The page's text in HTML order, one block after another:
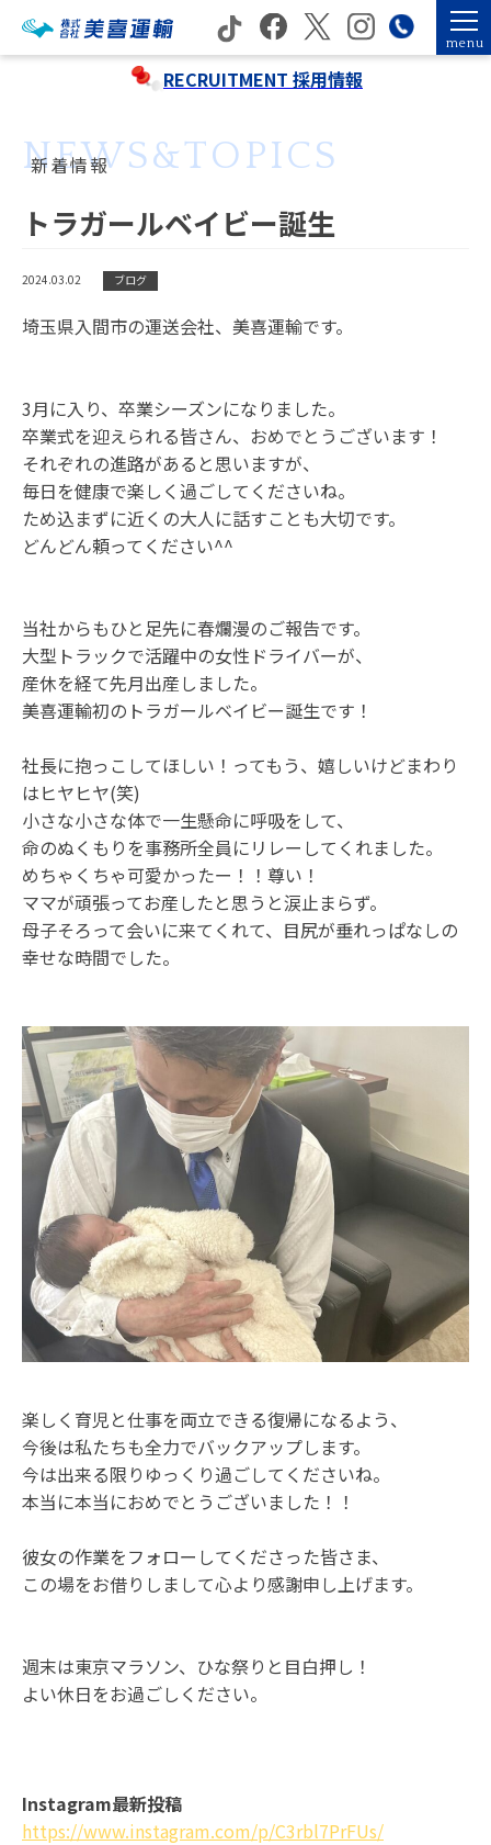
menu
RECRUITMENT 採用情報
NEWS&TOPICS
新着情報
トラガールベイビー誕生
2024.03.02 ブログ
埼玉県入間市の運送会社、美喜運輸です。
3月に入り、卒業シーズンになりました。
卒業式を迎えられる皆さん、おめでとうございます！
それぞれの進路があると思いますが、
毎日を健康で楽しく過ごしてくださいね。
ため込まずに近くの大人に話すことも大切です。
どんどん頼ってください^^
当社からもひと足先に春爛漫のご報告です。
大型トラックで活躍中の女性ドライバーが、
産休を経て先月出産しました。
美喜運輸初のトラガールベイビー誕生です！
社長に抱っこしてほしい！ってもう、嬉しいけどまわり
はヒヤヒヤ(笑)
小さな小さな体で一生懸命に呼吸をして、
命のぬくもりを事務所全員にリレーしてくれました。
めちゃくちゃ可愛かったー！！尊い！
ママが頑張ってお産したと思うと涙止まらず。
母子そろって会いに来てくれて、目尻が垂れっぱなしの
幸せな時間でした。
楽しく育児と仕事を両立できる復帰になるよう、
今後は私たちも全力でバックアップします。
今は出来る限りゆっくり過ごしてくださいね。
本当に本当におめでとうございました！！
彼女の作業をフォローしてくださった皆さま、
この場をお借りしまして心より感謝申し上げます。
週末は東京マラソン、ひな祭りと目白押し！
よい休日をお過ごしください。
Instagram最新投稿
https://www.instagram.com/p/C3rbl7PrFUs/